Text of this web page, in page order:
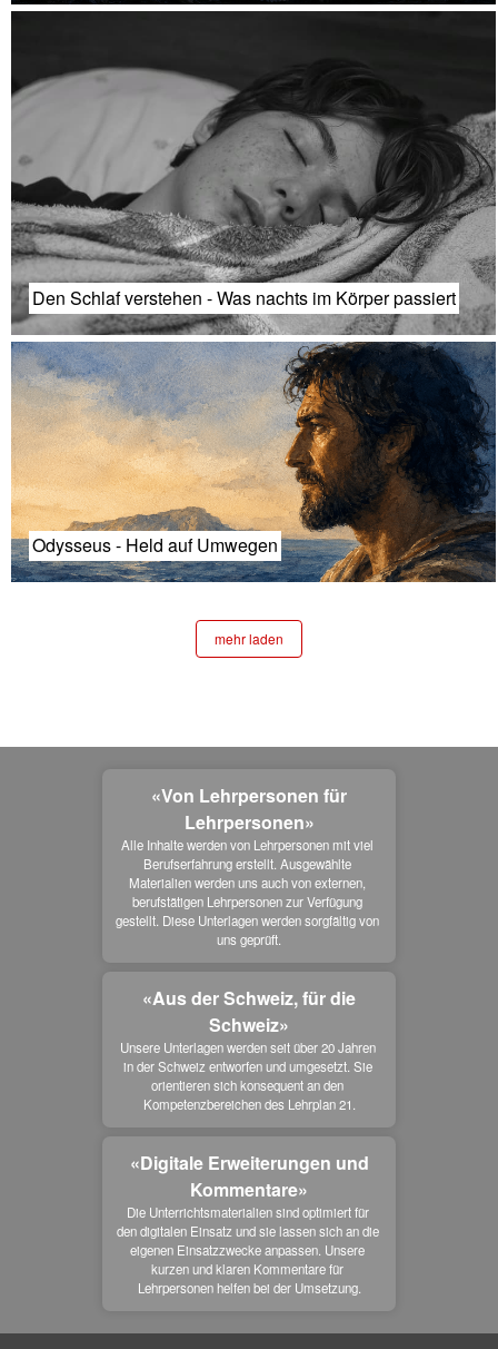
Den Schlaf verstehen - Was nachts im Körper passiert
Odysseus - Held auf Umwegen
mehr laden
«Von Lehrpersonen für
Lehrpersonen»
Alle Inhalte werden von Lehrpersonen mit viel
Berufserfahrung erstellt. Ausgewählte
Materialien werden uns auch von externen,
berufstätigen Lehrpersonen zur Verfügung
gestellt. Diese Unterlagen werden sorgfältig von
uns geprüft.
«Aus der Schweiz, für die
Schweiz»
Unsere Unterlagen werden seit über 20 Jahren
in der Schweiz entworfen und umgesetzt. Sie
orientieren sich konsequent an den
Kompetenzbereichen des Lehrplan 21.
«Digitale Erweiterungen und
Kommentare»
Die Unterrichtsmaterialien sind optimiert für
den digitalen Einsatz und sie lassen sich an die
eigenen Einsatzzwecke anpassen. Unsere
kurzen und klaren Kommentare für
Lehrpersonen helfen bei der Umsetzung.